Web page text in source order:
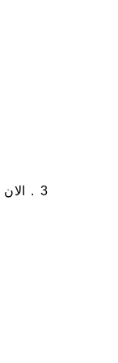
3 . الان نقوم بتفعيل خيار مشاركة اتصال الانترنت باستخدام البلوتوث عن طريق النقر فوق